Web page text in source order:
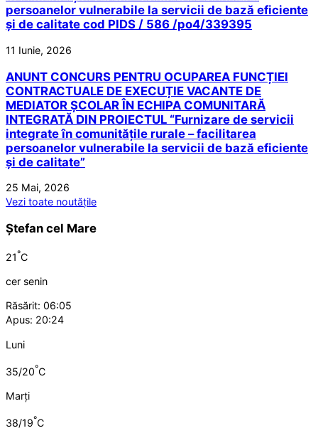
persoanelor vulnerabile la servicii de bază eficiente
și de calitate cod PIDS / 586 /po4/339395
11 Iunie, 2026
ANUNT CONCURS PENTRU OCUPAREA FUNCȚIEI
CONTRACTUALE DE EXECUȚIE VACANTE DE
MEDIATOR ȘCOLAR ÎN ECHIPA COMUNITARĂ
INTEGRATĂ DIN PROIECTUL “Furnizare de servicii
integrate în comunitățile rurale – facilitarea
persoanelor vulnerabile la servicii de bază eficiente
și de calitate”
25 Mai, 2026
Vezi toate noutățile
Ștefan cel Mare
21°C
cer senin
Răsărit: 06:05
Apus: 20:24
Luni
35/20°C
Marți
38/19°C